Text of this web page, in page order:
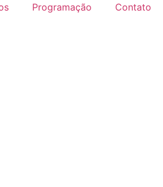
Programação Contato